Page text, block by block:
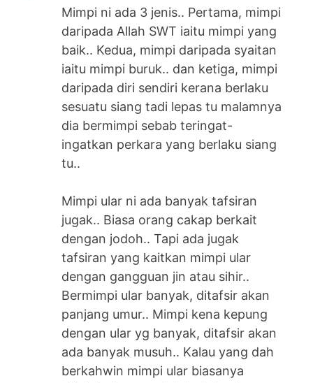
Mimpi ni ada 3 jenis.. Pertama, mimpi
daripada Allah SWT iaitu mimpi yang
baik.. Kedua, mimpi daripada syaitan
iaitu mimpi buruk.. dan ketiga, mimpi
daripada diri sendiri kerana berlaku
sesuatu siang tadi lepas tu malamnya
dia bermimpi sebab teringat-
ingatkan perkara yang berlaku siang
tu..
Mimpi ular ni ada banyak tafsiran
jugak.. Biasa orang cakap berkait
dengan jodoh.. Tapi ada jugak
tafsiran yang kaitkan mimpi ular
dengan gangguan jin atau sihir..
Bermimpi ular banyak, ditafsir akan
panjang umur.. Mimpi kena kepung
dengan ular yg banyak, ditafsir akan
ada banyak musuh.. Kalau yang dah
berkahwin mimpi ular biasanya